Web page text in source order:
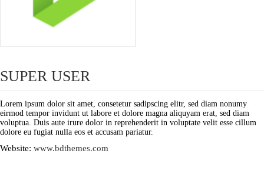
SUPER USER
Lorem ipsum dolor sit amet, consetetur sadipscing elitr, sed diam nonumy
eirmod tempor invidunt ut labore et dolore magna aliquyam erat, sed diam
voluptua. Duis aute irure dolor in reprehenderit in voluptate velit esse cillum
dolore eu fugiat nulla eos et accusam pariatur.
Website: www.bdthemes.com